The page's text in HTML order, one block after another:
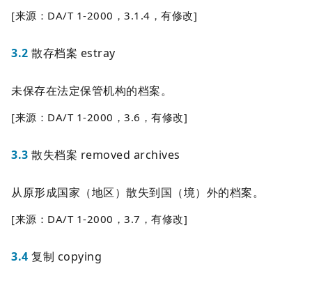
[来源：DA/T 1-2000，3.1.4，有修改]
3.2 散存档案 estray
未保存在法定保管机构的档案。
[来源：DA/T 1-2000，3.6，有修改]
3.3 散失档案 removed archives
从原形成国家（地区）散失到国（境）外的档案。
[来源：DA/T 1-2000，3.7，有修改]
3.4 复制 copying